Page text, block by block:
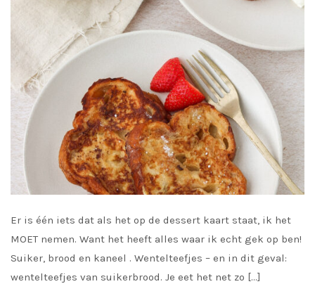
Er is één iets dat als het op de dessert kaart staat, ik het
MOET nemen. Want het heeft alles waar ik echt gek op ben!
Suiker, brood en kaneel . Wentelteefjes – en in dit geval:
wentelteefjes van suikerbrood. Je eet het net zo […]